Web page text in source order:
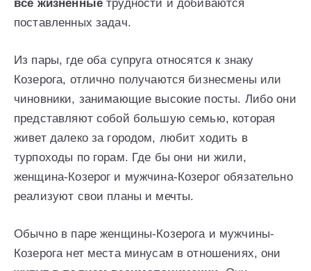
все жизненныетрудности и добиваются
поставленных задач.
Из пары, где оба супруга относятся к знаку
Козерога, отлично получаются бизнесмены или
чиновники, занимающие высокие посты. Либо они
представляют собой большую семью, которая
живет далеко за городом, любит ходить в
турпоходы по горам. Где бы они ни жили,
женщина-Козерог и мужчина-Козерог обязательно
реализуют свои планы и мечты.
Обычно в паре женщины-Козерога и мужчины-
Козерога нет места минусам в отношениях, они